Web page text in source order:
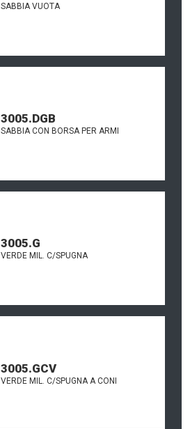
SABBIA VUOTA
3005.DGB
SABBIA CON BORSA PER ARMI
3005.G
VERDE MIL. C/SPUGNA
3005.GCV
VERDE MIL. C/SPUGNA A CONI